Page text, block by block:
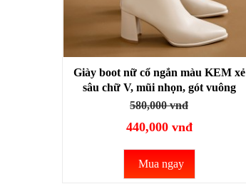
Giày boot nữ cổ ngắn màu KEM xẻ
sâu chữ V, mũi nhọn, gót vuông
7.5cm SIÊU HACK DÁNG
580,000 vnđ
440,000 vnđ
Mua ngay